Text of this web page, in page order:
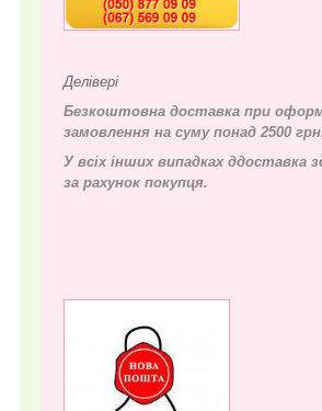
Делівері
Безкоштовна доставка при
замовлення на суму понад 2500
У всіх інших випадках ддоставка
за рахунок покупця.